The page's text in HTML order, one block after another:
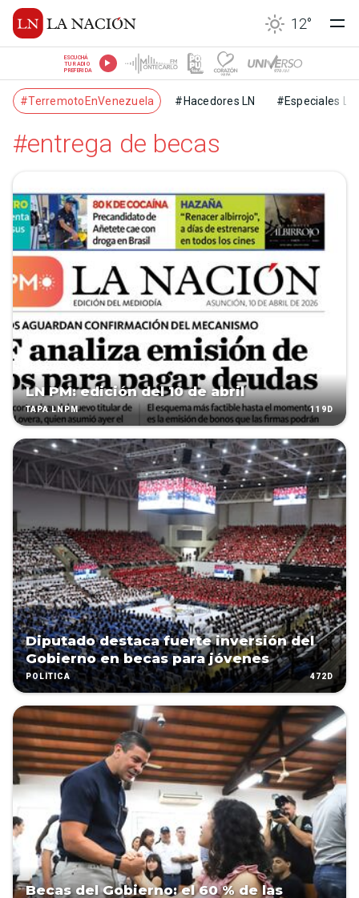
12°
ESCUCHÁ
TU RADIO
PREFERIDA
#TerremotoEnVenezuela #Hacedores LN #Especiales LN
#entrega de becas
LN PM: edición del 10 de abril
TAPA LNPM 119D
Diputado destaca fuerte inversión del
Gobierno en becas para jóvenes
POLÍTICA 472D
Becas del Gobierno: el 60 % de las